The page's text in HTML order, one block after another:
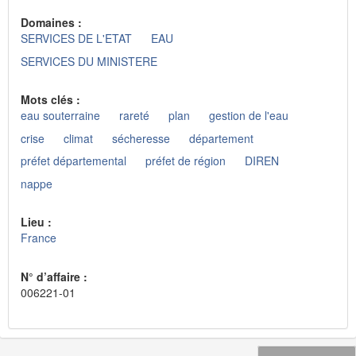
Domaines :
SERVICES DE L'ETAT
EAU
SERVICES DU MINISTERE
Mots clés :
eau souterraine
rareté plan
gestion de l'eau
crise
climat sécheresse
département
préfet départemental
préfet de région
DIREN
nappe
Lieu :
France
N° d’affaire :
006221-01